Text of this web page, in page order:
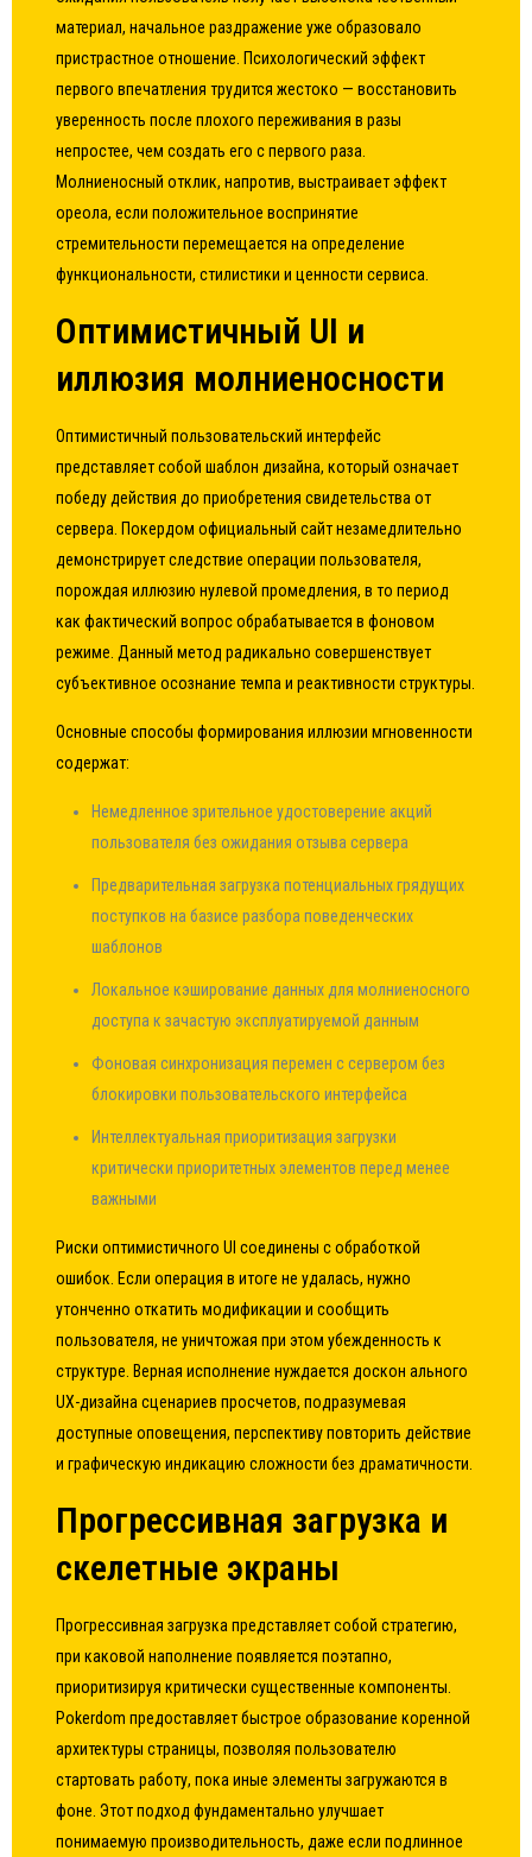
материал, начальное раздражение уже образовало
пристрастное отношение. Психологический эффект
первого впечатления трудится жестоко — восстановить
уверенность после плохого переживания в разы
непростее, чем создать его с первого раза.
Молниеносный отклик, напротив, выстраивает эффект
ореола, если положительное воспринятие
стремительности перемещается на определение
функциональности, стилистики и ценности сервиса.
Оптимистичный UI и
иллюзия молниеносности
Оптимистичный пользовательский интерфейс
представляет собой шаблон дизайна, который означает
победу действия до приобретения свидетельства от
сервера. Покердом официальный сайт незамедлительно
демонстрирует следствие операции пользователя,
порождая иллюзию нулевой промедления, в то период
как фактический вопрос обрабатывается в фоновом
режиме. Данный метод радикально совершенствует
субъективное осознание темпа и реактивности структуры.
Основные способы формирования иллюзии мгновенности
содержат:
Немедленное зрительное удостоверение акций
пользователя без ожидания отзыва сервера
Предварительная загрузка потенциальных грядущих
поступков на базисе разбора поведенческих
шаблонов
Локальное кэширование данных для молниеносного
доступа к зачастую эксплуатируемой данным
Фоновая синхронизация перемен с сервером без
блокировки пользовательского интерфейса
Интеллектуальная приоритизация загрузки
критически приоритетных элементов перед менее
важными
Риски оптимистичного UI соединены с обработкой
ошибок. Если операция в итоге не удалась, нужно
утонченно откатить модификации и сообщить
пользователя, не уничтожая при этом убежденность к
структуре. Верная исполнение нуждается доскон ального
UX-дизайна сценариев просчетов, подразумевая
доступные оповещения, перспективу повторить действие
и графическую индикацию сложности без драматичности.
Прогрессивная загрузка и
скелетные экраны
Прогрессивная загрузка представляет собой стратегию,
при каковой наполнение появляется поэтапно,
приоритизируя критически существенные компоненты.
Pokerdom предоставляет быстрое образование коренной
архитектуры страницы, позволяя пользователю
стартовать работу, пока иные элементы загружаются в
фоне. Этот подход фундаментально улучшает
понимаемую производительность, даже если подлинное